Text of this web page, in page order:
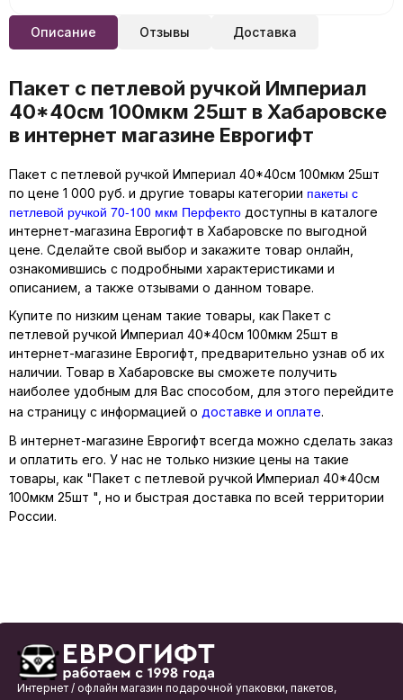
Описание Отзывы Доставка
Пакет с петлевой ручкой Империал
40*40см 100мкм 25шт в Хабаровске
в интернет магазине Еврогифт
Пакет с петлевой ручкой Империал 40*40см 100мкм 25шт
по цене 1 000 руб. и другие товары категории пакеты с
петлевой ручкой 70-100 мкм Перфекто доступны в каталоге
интернет-магазина Еврогифт в Хабаровске по выгодной
цене. Сделайте свой выбор и закажите товар онлайн,
ознакомившись с подробными характеристиками и
описанием, а также отзывами о данном товаре.
Купите по низким ценам такие товары, как Пакет с
петлевой ручкой Империал 40*40см 100мкм 25шт в
интернет-магазине Еврогифт, предварительно узнав об их
наличии. Товар в Хабаровске вы сможете получить
наиболее удобным для Вас способом, для этого перейдите
на страницу с информацией о доставке и оплате.
В интернет-магазине Еврогифт всегда можно сделать заказ
и оплатить его. У нас не только низкие цены на такие
товары, как "Пакет с петлевой ручкой Империал 40*40см
100мкм 25шт ", но и быстрая доставка по всей территории
России.
Интернет / офлайн магазин подарочной упаковки, пакетов,